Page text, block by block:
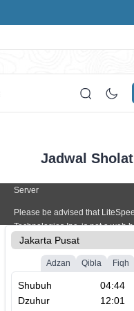
Jadwal Sholat